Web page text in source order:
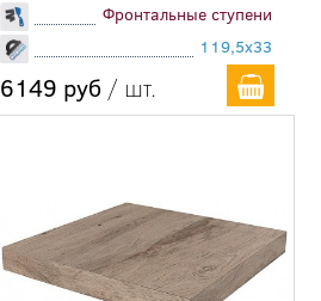
Фронтальные ступени
119,5x33
6149 руб / шт.